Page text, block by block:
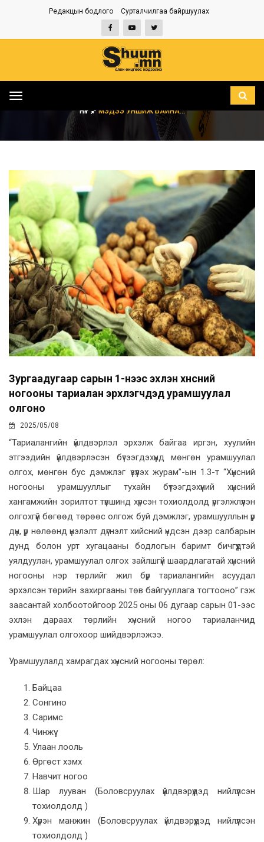
Редакцын бодлого Сурталчилгаа байршуулах
Toggle
НҮҮР МЭДЭЭ УНШИЖ БАЙНА...
Зургаадугаар сарын 1-нээс эхлэн хүнсний
ногооны тариалан эрхлэгчдэд урамшуулал
олгоно
2025/05/08
“Тариалангийн үйлдвэрлэл эрхэлж байгаа иргэн, хуулийн
этгээдийн үйлдвэрлэсэн бүтээгдэхүүнд мөнгөн урамшуулал
олгох, мөнгөн бус дэмжлэг үзүүлэх журам”-ын 1.3-т “Хүнсний
ногооны урамшууллыг тухайн бүтээгдэхүүний хүнсний
хангамжийн зорилтот түвшинд хүрсэн тохиолдолд үргэлжлүүлэн
олгохгүй бөгөөд төрөөс олгож буй дэмжлэг, урамшууллын үр
дүн, үр нөлөөнд үнэлэлт дүгнэлт хийсний үндсэн дээр салбарын
дунд болон урт хугацааны бодлогын баримт бичгүүдтэй
уялдуулан, урамшуулал олгох зайлшгүй шаардлагатай хүнсний
ногооны нэр төрлийг жил бүр тариалангийн асуудал
эрхэлсэн төрийн захиргааны төв байгууллага тогтооно” гэж
заасантай холбоотойгоор 2025 оны 06 дугаар сарын 01-ээс
эхлэн дараах төрлийн хүнсний ногоо тариаланчид
урамшуулал олгохоор шийдвэрлэжээ.
Урамшуулалд хамрагдах хүнсний ногооны төрөл:
Байцаа
Сонгино
Саримс
Чинжүү
Улаан лооль
Өргөст хэмх
Навчит ногоо
Шар лууван (Боловсруулах үйлдвэрүүдэд нийлүүлсэн
тохиолдолд )
Хүрэн манжин (Боловсруулах үйлдвэрүүдэд нийлүүлсэн
тохиолдолд )